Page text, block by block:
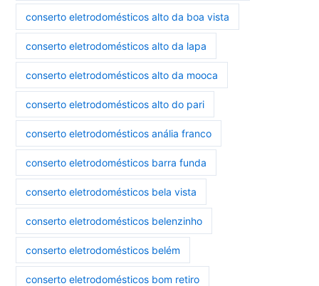
conserto eletrodomésticos alto da boa vista
conserto eletrodomésticos alto da lapa
conserto eletrodomésticos alto da mooca
conserto eletrodomésticos alto do pari
conserto eletrodomésticos anália franco
conserto eletrodomésticos barra funda
conserto eletrodomésticos bela vista
conserto eletrodomésticos belenzinho
conserto eletrodomésticos belém
conserto eletrodomésticos bom retiro